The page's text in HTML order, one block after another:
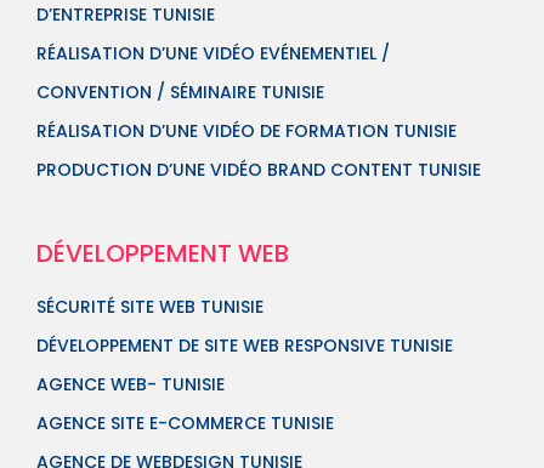
D’ENTREPRISE TUNISIE
RÉALISATION D’UNE VIDÉO EVÉNEMENTIEL /
CONVENTION / SÉMINAIRE TUNISIE
RÉALISATION D’UNE VIDÉO DE FORMATION TUNISIE
PRODUCTION D’UNE VIDÉO BRAND CONTENT TUNISIE
DÉVELOPPEMENT WEB
SÉCURITÉ SITE WEB TUNISIE
DÉVELOPPEMENT DE SITE WEB RESPONSIVE TUNISIE
AGENCE WEB- TUNISIE
AGENCE SITE E-COMMERCE TUNISIE
AGENCE DE WEBDESIGN TUNISIE